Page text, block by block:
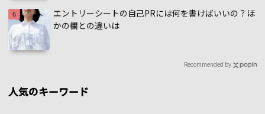
エントリーシートの自己PRには何を書けばいいの？ほ
かの欄との違いは
Recommended by
人気のキーワード